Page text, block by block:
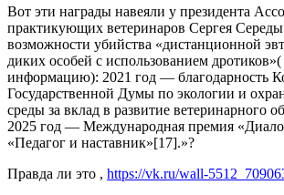
Вот эти награды навеяли у президента
практикующих ветеринаров Сергея
возможности убийства «дистанционной
диких особей с использованием
информацию): 2021 год — благодарность
Государственной Думы по экологии и
среды за вклад в развитие ветеринарного
2025 год — Международная премия
«Педагог и наставник»[17].»?
Правда ли это , https://vk.ru/wall-